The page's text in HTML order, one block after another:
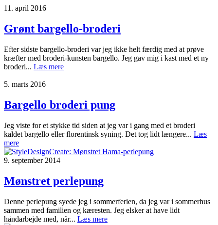
11. april 2016
Grønt bargello-broderi
Efter sidste bargello-broderi var jeg ikke helt færdig med at prøve
kræfter med broderi-kunsten bargello. Jeg gav mig i kast med et ny
broderi... Læs mere
5. marts 2016
Bargello broderi pung
Jeg viste for et stykke tid siden at jeg var i gang med et broderi
kaldet bargello eller florentinsk syning. Det tog lidt længere... Læs
mere
9. september 2014
Mønstret perlepung
Denne perlepung syede jeg i sommerferien, da jeg var i sommerhus
sammen med familien og kæresten. Jeg elsker at have lidt
håndarbejde med, når... Læs mere